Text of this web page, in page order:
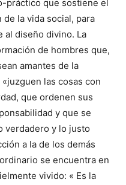
práctico que sostiene el
la vida social, para
al diseño divino. La
de hombres que,
amantes de la
las cosas con
que ordenen sus
y que se
verdadero y lo justo
a la de los demás
se encuentra en
vivido: « Es la